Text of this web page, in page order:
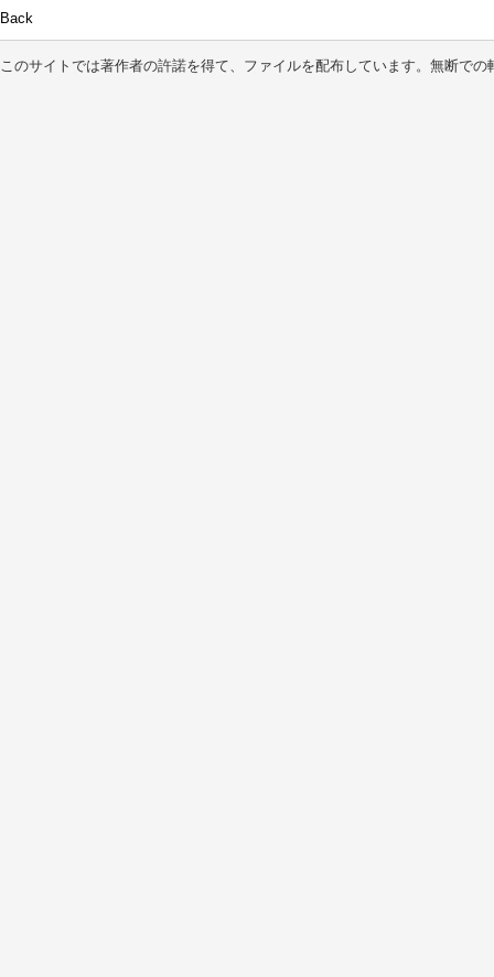
Back
このサイトでは著作者の許諾を得て、ファイルを配布しています。無断での